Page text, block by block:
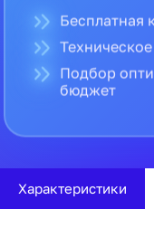
Техническое
Подбор
Характеристики